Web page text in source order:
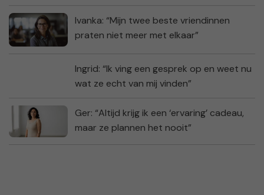
Ivanka: “Mijn twee beste vriendinnen
praten niet meer met elkaar”
Ingrid: “Ik ving een gesprek op en weet nu
wat ze echt van mij vinden”
Ger: “Altijd krijg ik een ‘ervaring’ cadeau,
maar ze plannen het nooit”